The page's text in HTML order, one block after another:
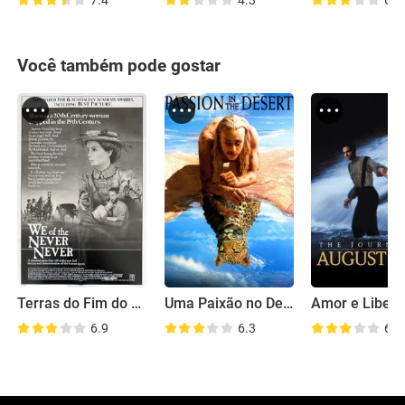
Você também pode gostar
Terras do Fim do Mundo
6.9
Uma Paixão no Deserto
6.3
Amor e
6.5